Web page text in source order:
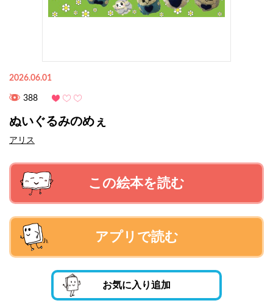
2026.06.01
388
ぬいぐるみのめぇ
アリス
この絵本を読む
アプリで読む
お気に入り追加